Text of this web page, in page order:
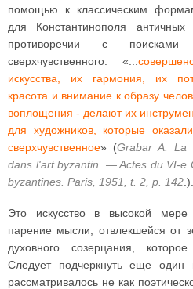
помощью к классическим
для Константинополя
противоречии с
сверхчувственного: «...
искусства, их гармония, их
красота и внимание к образу
воплощения - делают их
для художников, которые
сверхчувственное» (Grabar A. La
dans l'art byzantin. — Actes du VI-е
byzantines. Paris, 1951, t. 2, p. 142 .).
Это искусство в высокой мере
парение мысли, отвлекшейся от
духовного созерцания,
Следует подчеркнуть еще
рассматривалось не как